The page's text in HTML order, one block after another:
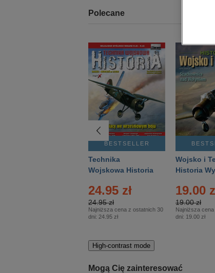
kobiece, lifestyle, kultura
Polecane
BESTSELLER
Technika
Wojskowa Historia
24.95 zł
24.95 zł
Najniższa cena z ostatnich 30
dni: 24.95 zł
Wojsko i
Historia
– 2/2026
19.00
19.00 zł
Najniższa
dni: 19.00 zł
High-contrast mode
Mogą Cię zainteresować